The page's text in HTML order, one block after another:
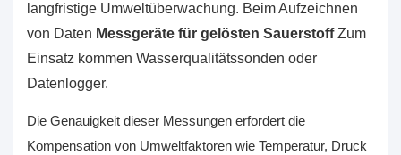
langfristige Umweltüberwachung. Beim Aufzeichnen
von Daten Messgeräte für gelösten SauerstoffZum
Einsatz kommen Wasserqualitätssonden oder
Datenlogger.
Die Genauigkeit dieser Messungen erfordert die
Kompensation von Umweltfaktoren wie Temperatur, Druck